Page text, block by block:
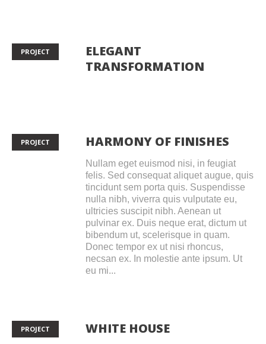
PROJECT
ELEGANT
TRANSFORMATION
PROJECT HARMONY OF FINISHES
Nullam eget euismod nisi, in feugiat
felis. Sed consequat aliquet augue, quis
tincidunt sem porta quis. Suspendisse
nulla nibh, viverra quis vulputate eu,
ultricies suscipit nibh. Aenean ut
pulvinar ex. Duis neque erat, dictum ut
bibendum ut, scelerisque in quam.
Donec tempor ex ut nisi rhoncus,
necsan ex. In molestie ante ipsum. Ut
eu mi...
PROJECT WHITE HOUSE